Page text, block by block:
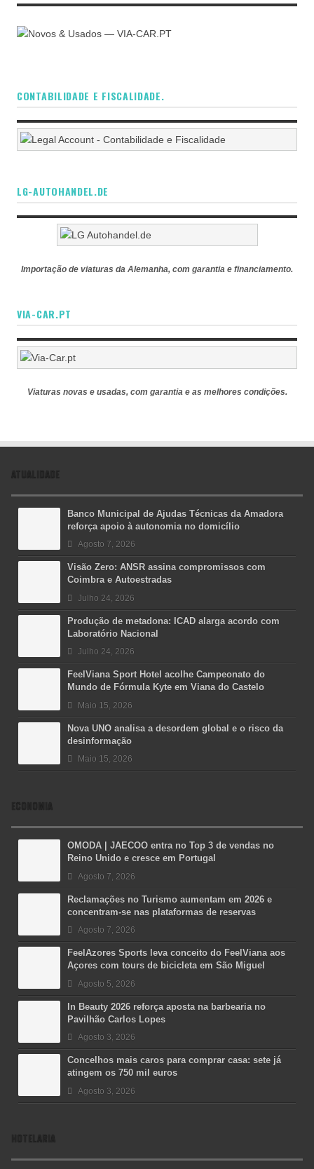
CONTABILIDADE E FISCALIDADE.
LG-AUTOHANDEL.DE
Importação de viaturas da Alemanha, com garantia e financiamento.
VIA-CAR.PT
Viaturas novas e usadas, com garantia e as melhores condições.
ATUALIDADE
Banco Municipal de Ajudas Técnicas da Amadora
reforça apoio à autonomia no domicílio
Agosto 7, 2026
Visão Zero: ANSR assina compromissos com
Coimbra e Autoestradas
Julho 24, 2026
Produção de metadona: ICAD alarga acordo com
Laboratório Nacional
Julho 24, 2026
FeelViana Sport Hotel acolhe Campeonato do
Mundo de Fórmula Kyte em Viana do Castelo
Maio 15, 2026
Nova UNO analisa a desordem global e o risco da
desinformação
Maio 15, 2026
ECONOMIA
OMODA | JAECOO entra no Top 3 de vendas no
Reino Unido e cresce em Portugal
Agosto 7, 2026
Reclamações no Turismo aumentam em 2026 e
concentram-se nas plataformas de reservas
Agosto 7, 2026
FeelAzores Sports leva conceito do FeelViana aos
Açores com tours de bicicleta em São Miguel
Agosto 5, 2026
In Beauty 2026 reforça aposta na barbearia no
Pavilhão Carlos Lopes
Agosto 3, 2026
Concelhos mais caros para comprar casa: sete já
atingem os 750 mil euros
Agosto 3, 2026
HOTELARIA